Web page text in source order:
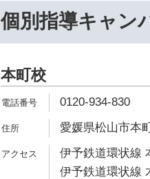
個別指導キャン
本町校
0120-934-830
愛媛県松山市本
伊予鉄道環状線
伊予鉄道環状線